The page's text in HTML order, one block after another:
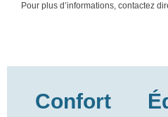
Pour plus d’informations, contactez
Confort